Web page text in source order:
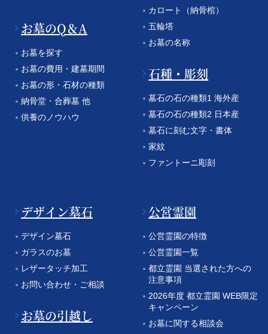
お墓のQ＆A
お墓を探す
お墓の費用・建墓期間
お墓の形・石材の種類
納骨堂・合葬墓 他
供養のノウハウ
カロート（納骨棺）
五輪塔
お墓の名称
石種・彫刻
墓石の石の種類1 海外産
墓石の石の種類2 日本産
墓石に刻む文字・書体
家紋
ファントーニ彫刻
デザイン墓石
デザイン墓石
ガラスのお墓
レザータッチ加工
お問い合わせ・ご相談
お墓の引越し
公営霊園
公営霊園の特徴
公営霊園一覧
都立霊園 当選された方への
注意事項
2026年度 都立霊園 WEB限定
キャンペーン
お墓に関する相談会